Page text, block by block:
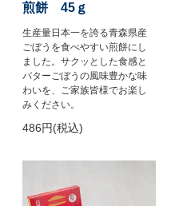
煎餅 45ｇ
生産量日本一を誇る青森県産
ごぼうを食べやすい煎餅にし
ました。サクッとした食感と
バターごぼうの風味豊かな味
わいを、ご家族皆様でお楽し
みください。
486円(税込)